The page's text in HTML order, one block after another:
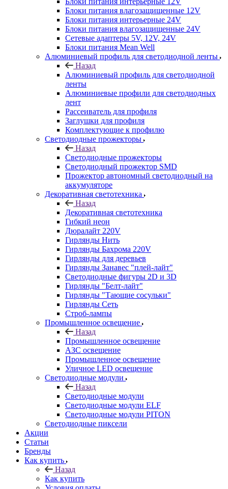
Блоки питания влагозащищенные 12V
Блоки питания интерьерные 24V
Блоки питания влагозащищенные 24V
Сетевые адаптеры 5V, 12V, 24V
Блоки питания Mean Well
Алюминиевый профиль для светодиодной ленты
Назад
Алюминиевый профиль для светодиодной
ленты
Алюминиевые профили для светодиодных
лент
Рассеиватель для профиля
Заглушки для профиля
Комплектующие к профилю
Светодиодные прожекторы
Назад
Светодиодные прожекторы
Светодиодный прожектор SMD
Прожектор автономный светодиодный на
аккумуляторе
Декоративная светотехника
Назад
Декоративная светотехника
Гибкий неон
Дюралайт 220V
Гирлянды Нить
Гирлянды Бахрома 220V
Гирлянды для деревьев
Гирлянды Занавес "плей-лайт"
Светодиодные фигуры 2D и 3D
Гирлянды "Белт-лайт"
Гирлянды "Тающие сосульки"
Гирлянды Сеть
Строб-лампы
Промышленное освещение
Назад
Промышленное освещение
АЗС освещение
Промышленное освещение
Уличное LED освещение
Светодиодные модули
Назад
Светодиодные модули
Светодиодные модули ELF
Светодиодные модули PITON
Светодиодные пиксели
Акции
Статьи
Бренды
Как купить
Назад
Как купить